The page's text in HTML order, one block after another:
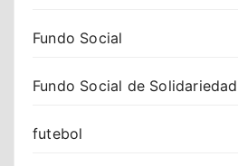
Fundo Social
Fundo Social de
futebol